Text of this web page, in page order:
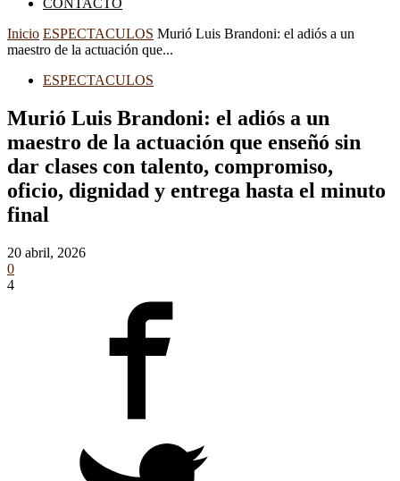
CONTACTO
Inicio ESPECTACULOS Murió Luis Brandoni: el adiós a un
maestro de la actuación que...
ESPECTACULOS
Murió Luis Brandoni: el adiós a un
maestro de la actuación que enseñó sin
dar clases con talento, compromiso,
oficio, dignidad y entrega hasta el minuto
final
20 abril, 2026
0
4